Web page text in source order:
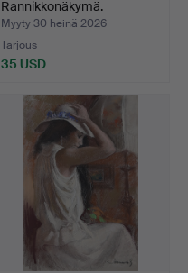
Rannikkonäkymä.
Myyty 30 heinä 2026
Tarjous
35 USD